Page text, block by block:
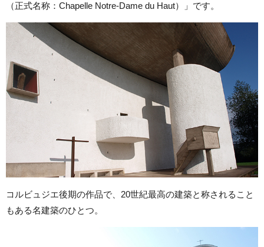
（正式名称：Chapelle Notre-Dame du Haut）」です。
コルビュジエ後期の作品で、20世紀最高の建築と称されること
もある名建築のひとつ。